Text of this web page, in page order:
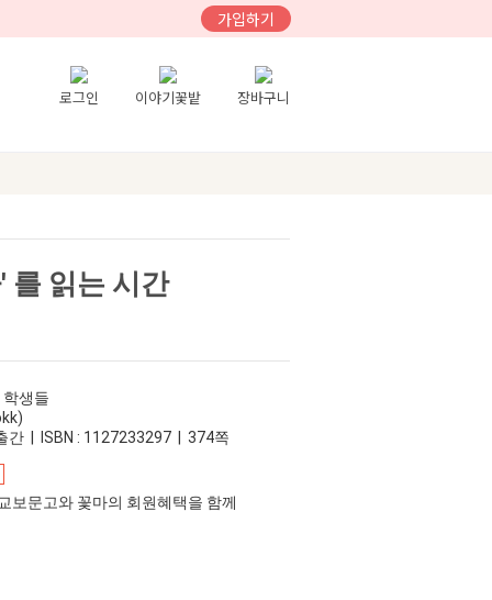
가입하기
로그인 이야기꽃밭 장바구니
를 읽는 시간
생들
간 | ISBN : 1127233297 | 374쪽
보문고와 꽃마의 회원혜택을 함께